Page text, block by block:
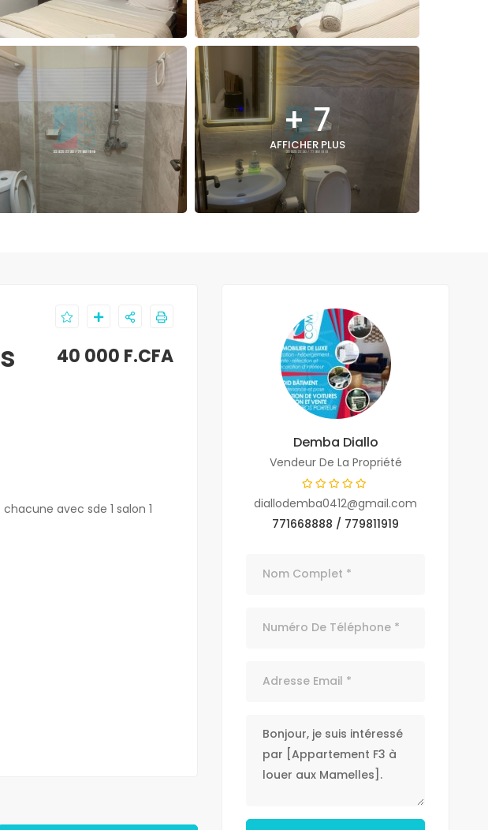
+ 7
AFFICHER PLUS
40 000 F.CFA
avec sde 1 salon 1
Demba Diallo
Vendeur De La Propriété
diallodemba0412@gmail.com
771668888 / 779811919